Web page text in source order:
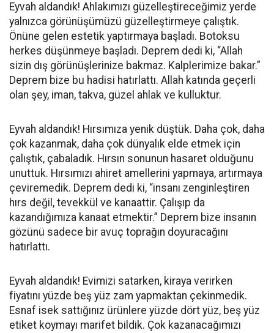
Eyvah aldandık! Ahlakımızı güzelleştireceğimiz yerde
yalnızca görünüşümüzü güzelleştirmeye çalıştık.
Önüne gelen estetik yaptırmaya başladı. Botoksu
herkes düşünmeye başladı. Deprem dedi ki, “Allah
sizin dış görünüşlerinize bakmaz. Kalplerimize bakar.”
Deprem bize bu hadisi hatırlattı. Allah katında geçerli
olan şey, iman, takva, güzel ahlak ve kulluktur.
Eyvah aldandık! Hırsımıza yenik düştük. Daha çok, daha
çok kazanmak, daha çok dünyalık elde etmek için
çalıştık, çabaladık. Hırsın sonunun hasaret olduğunu
unuttuk. Hırsımızı ahiret amellerini yapmaya, artırmaya
çeviremedik. Deprem dedi ki, “insanı zenginleştiren
hırs değil, tevekkül ve kanaattir. Çalışıp da
kazandığımıza kanaat etmektir.” Deprem bize insanın
gözünü sadece bir avuç toprağın doyuracağını
hatırlattı.
Eyvah aldandık! Evimizi satarken, kiraya verirken
fiyatını yüzde beş yüz zam yapmaktan çekinmedik.
Esnaf isek sattığınız ürünlere yüzde dört yüz, beş yüz
etiket koymayı marifet bildik. Çok kazanacağımızı